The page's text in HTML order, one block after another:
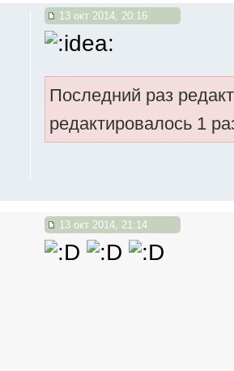
13 окт 2014, 20:16
Последний раз
редактировалось 1
13 окт 2014, 21:14